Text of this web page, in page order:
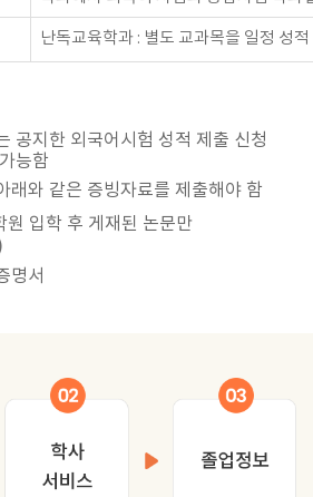
난독교육학과 : 별도 교과목을 일정 성
공지한 외국어시험 성적 제출 신청
능함
래와 같은 증빙자료를 제출해야 함
입학 후 게재된 논문만
명서